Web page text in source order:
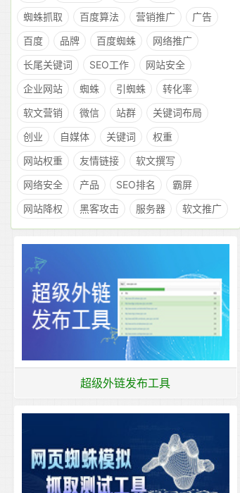
蜘蛛抓取
百度算法 营销推广
广告
百度
品牌 百度蜘蛛
网络推广
长尾关键词
SEO工作
网站安全
企业网站
蜘蛛 引蜘蛛
转化率
软文营销
微信 站群
关键词布局
创业
自媒体 关键词
权重
网站权重
友情链接
软文撰写
网络安全
产品 SEO排名
霸屏
网站降权
黑客攻击 服务器 软文推广
超级外链发布工具